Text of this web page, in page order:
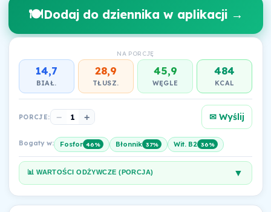
🍽️Dodaj do dziennika w aplikacji →
NA PORCJĘ
14,7
BIAŁ.
28,9
TŁUSZ.
45,9
WĘGLE
484
KCAL
PORCJE: − 1 + ✉ Wyślij
Bogaty w: Fosfor 46% Błonnik 37% Wit. B2 36%
📊 WARTOŚCI ODŻYWCZE (PORCJA) ▼